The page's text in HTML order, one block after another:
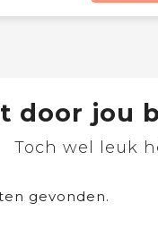
door jou
Toch wel leuk
gevonden.